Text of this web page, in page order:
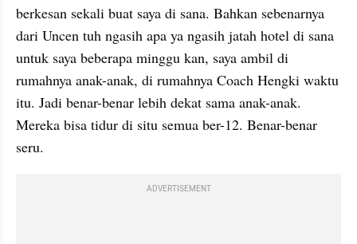
berkesan sekali buat saya di sana. Bahkan sebenarnya
dari Uncen tuh ngasih apa ya ngasih jatah hotel di sana
untuk saya beberapa minggu kan, saya ambil di
rumahnya anak-anak, di rumahnya Coach Hengki waktu
itu. Jadi benar-benar lebih dekat sama anak-anak.
Mereka bisa tidur di situ semua ber-12. Benar-benar
seru.
ADVERTISEMENT